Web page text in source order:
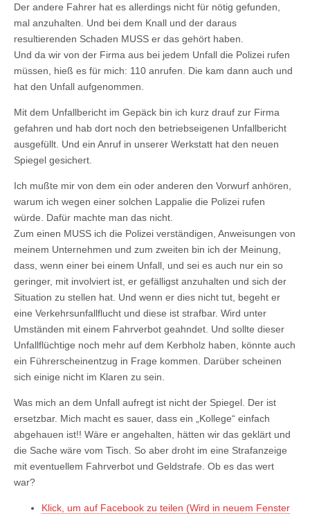
Der andere Fahrer hat es allerdings nicht für nötig gefunden,
mal anzuhalten. Und bei dem Knall und der daraus
resultierenden Schaden MUSS er das gehört haben.
Und da wir von der Firma aus bei jedem Unfall die Polizei rufen
müssen, hieß es für mich: 110 anrufen. Die kam dann auch und
hat den Unfall aufgenommen.
Mit dem Unfallbericht im Gepäck bin ich kurz drauf zur Firma
gefahren und hab dort noch den betriebseigenen Unfallbericht
ausgefüllt. Und ein Anruf in unserer Werkstatt hat den neuen
Spiegel gesichert.
Ich mußte mir von dem ein oder anderen den Vorwurf anhören,
warum ich wegen einer solchen Lappalie die Polizei rufen
würde. Dafür machte man das nicht.
Zum einen MUSS ich die Polizei verständigen, Anweisungen von
meinem Unternehmen und zum zweiten bin ich der Meinung,
dass, wenn einer bei einem Unfall, und sei es auch nur ein so
geringer, mit involviert ist, er gefälligst anzuhalten und sich der
Situation zu stellen hat. Und wenn er dies nicht tut, begeht er
eine Verkehrsunfallflucht und diese ist strafbar. Wird unter
Umständen mit einem Fahrverbot geahndet. Und sollte dieser
Unfallflüchtige noch mehr auf dem Kerbholz haben, könnte auch
ein Führerscheinentzug in Frage kommen. Darüber scheinen
sich einige nicht im Klaren zu sein.
Was mich an dem Unfall aufregt ist nicht der Spiegel. Der ist
ersetzbar. Mich macht es sauer, dass ein „Kollege“ einfach
abgehauen ist!! Wäre er angehalten, hätten wir das geklärt und
die Sache wäre vom Tisch. So aber droht im eine Strafanzeige
mit eventuellem Fahrverbot und Geldstrafe. Ob es das wert
war?
Klick, um auf Facebook zu teilen (Wird in neuem Fenster